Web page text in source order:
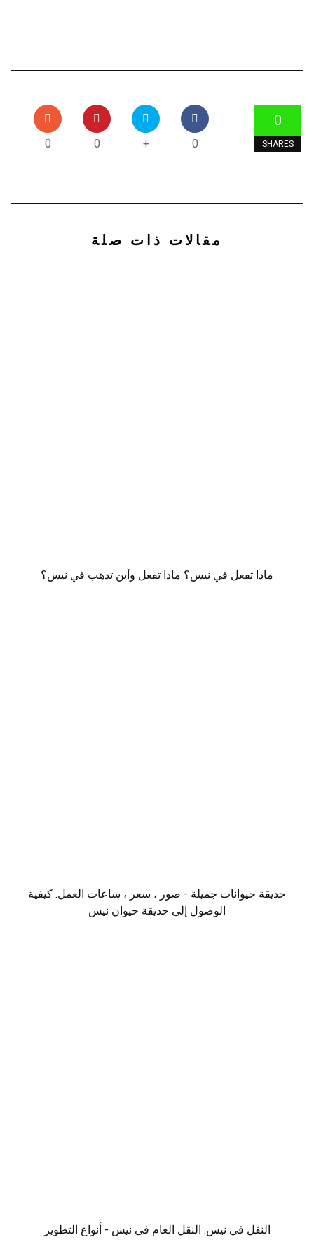
0
SHARES
0
+
0
0
مقالات ذات صلة
ماذا تفعل في نيس؟ ماذا تفعل وأين تذهب في نيس؟
حديقة حيوانات جميلة - صور ، سعر ، ساعات العمل. كيفية
الوصول إلى حديقة حيوان نيس
النقل في نيس. النقل العام في نيس - أنواع التطوير